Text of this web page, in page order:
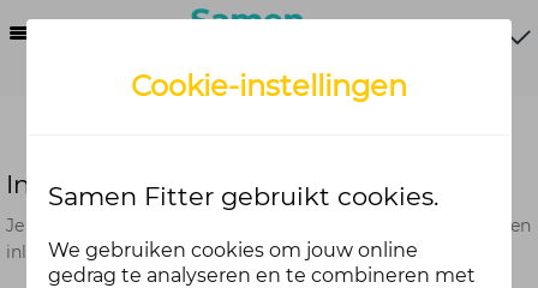
Inloggen
Je kunt met je Samen Fitter inloggegevens op alle onderdelen
inloggen. Dus één account voor website, app en webshop.
Cookie-instellingen
Samen Fitter gebruikt cookies.
We gebruiken cookies om jouw online
gedrag te analyseren en te combineren met